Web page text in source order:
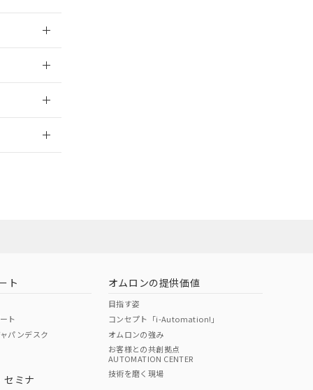
ト
ト
パンデスク
セミナ
オムロンの提供価値
目指す姿
コンセプト「i-Automation!」
オムロンの強み
お客様との共創拠点
AUTOMATION CENTER
技術を磨く現場